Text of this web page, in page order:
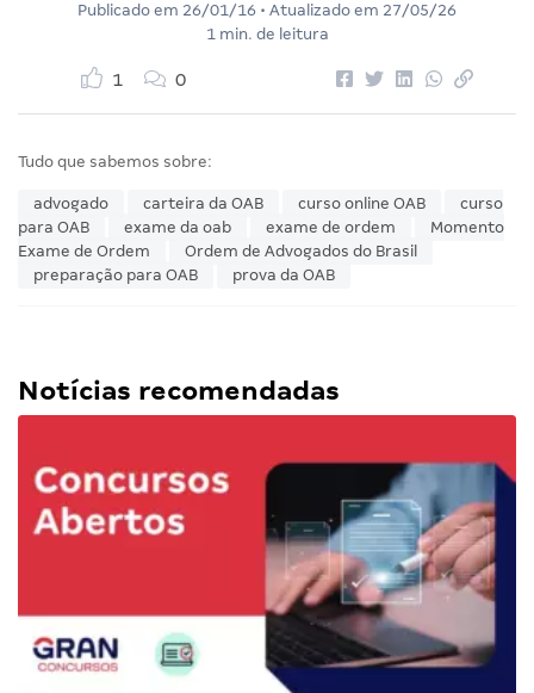
Publicado em 26/01/16 • Atualizado em 27/05/26
1 min. de leitura
1 0
Tudo que sabemos sobre:
advogado carteira da OAB curso online OAB
curso
para OAB
exame da oab exame de ordem
Momento
Exame de Ordem
Ordem de Advogados do Brasil
preparação para OAB
prova da OAB
Notícias recomendadas